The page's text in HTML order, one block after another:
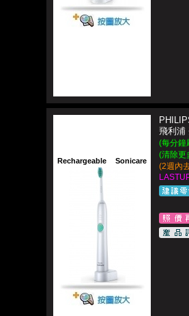
Rechargeable Sonicare
飛利浦
(每分鐘
(清除更
(2週內